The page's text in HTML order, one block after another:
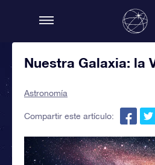
Nuestra Galaxia: la
Astronomía
Compartir este artículo: